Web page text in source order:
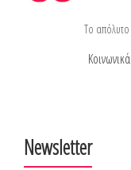
Το απόλυτο
Newsletter